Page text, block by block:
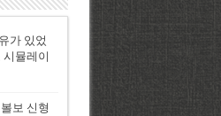
가 있었
뮬레이
보 신형